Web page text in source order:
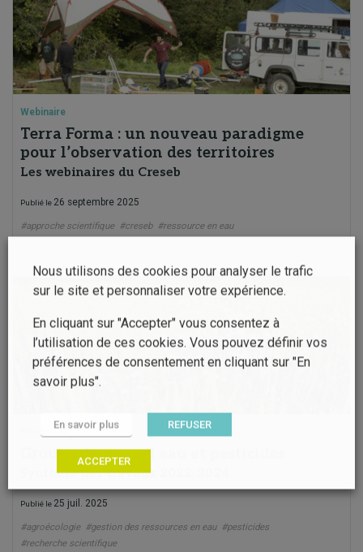
Webinaire
Terra Forma : un nouveau paradigme
pour l’observation des territoires
Les webinaires du Creseb
Publié le 26 septembre 2025
#approche scientifique #creseb #ressource en eau
Pesticides
Groupe de travail eau et pesticides
Synthèse des travaux 2022-2024
Publié le 25 juil. 2025
#agroécologie #gestion des ressources en eau #pesticides
#recherche scientifique
Nous utilisons des cookies pour analyser le trafic
sur le site et personnaliser votre expérience.
En cliquant sur "Accepter" vous consentez à
l’utilisation de ces cookies. Vous pouvez définir vos
préférences de consentement en cliquant sur "En
savoir plus".
En savoir plus REFUSER
ACCEPTER